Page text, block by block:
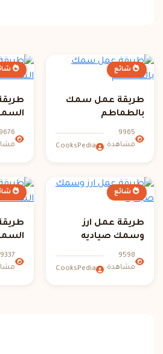
شائع
طريقة عمل سمك
بالطماطم
9965
مشاهدة
CooksPedia
9676
شائع
طريقة عمل ارز
وسمك صياديه
9598
مشاهدة
CooksPedia
9337